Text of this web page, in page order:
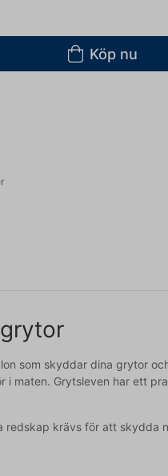
Köp nu
som skyddar dina grytor
maten. Grytsleven har ett
redskap krävs för att skydda